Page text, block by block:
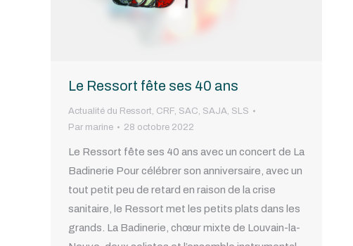
Le Ressort fête ses 40 ans
Actualité du Ressort, CRF, SAC, SAJA, SLS
Par marine 28 octobre 2022
Le Ressort fête ses 40 ans avec un concert de La
Badinerie Pour célébrer son anniversaire, avec un
tout petit peu de retard en raison de la crise
sanitaire, le Ressort met les petits plats dans les
grands. La Badinerie, chœur mixte de Louvain-la-